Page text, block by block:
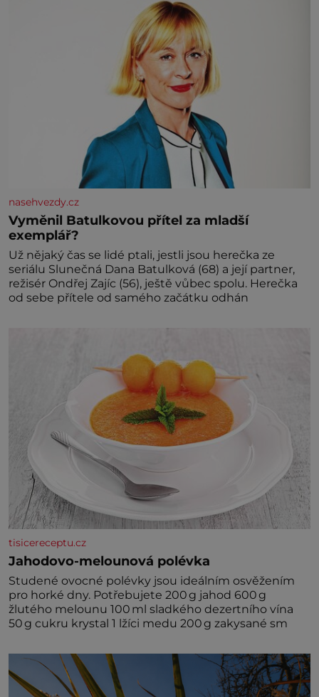
nasehvezdy.cz
Vyměnil Batulkovou přítel za mladší
exemplář?
Už nějaký čas se lidé ptali, jestli jsou herečka ze
seriálu Slunečná Dana Batulková (68) a její partner,
režisér Ondřej Zajíc (56), ještě vůbec spolu. Herečka
od sebe přítele od samého začátku odhán
tisicereceptu.cz
Jahodovo-melounová polévka
Studené ovocné polévky jsou ideálním osvěžením
pro horké dny. Potřebujete 200 g jahod 600 g
žlutého melounu 100 ml sladkého dezertního vína
50 g cukru krystal 1 lžíci medu 200 g zakysané sm